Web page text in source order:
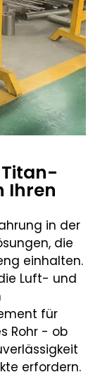
Ihren
in der
die
einhalten.
Luft- und
für
Rohr - ob
erfordern.